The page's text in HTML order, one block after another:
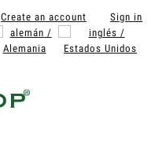
Create an account Sign in